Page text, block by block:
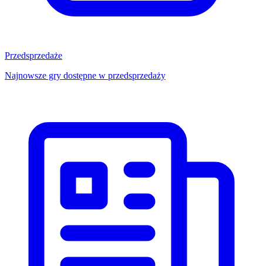
Przedsprzedaże
Najnowsze gry dostępne w przedsprzedaży